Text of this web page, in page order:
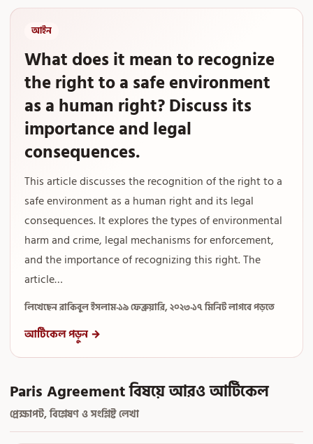
আইন
What does it mean to recognize
the right to a safe environment
as a human right? Discuss its
importance and legal
consequences.
This article discusses the recognition of the right to a
safe environment as a human right and its legal
consequences. It explores the types of environmental
harm and crime, legal mechanisms for enforcement,
and the importance of recognizing this right. The
article…
লিখেছেন রাকিবুল ইসলাম·১৯ ফেব্রুয়ারি, ২০২৩·১৭ মিনিট লাগবে পড়তে
আর্টিকেল পড়ুন →
Paris Agreement বিষয়ে আরও আর্টিকেল
প্রেক্ষাপট, বিশ্লেষণ ও সংশ্লিষ্ট লেখা